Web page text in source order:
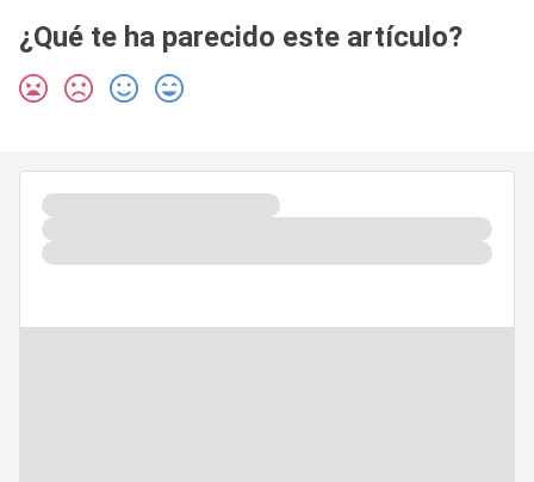
¿Qué te ha parecido este artículo?